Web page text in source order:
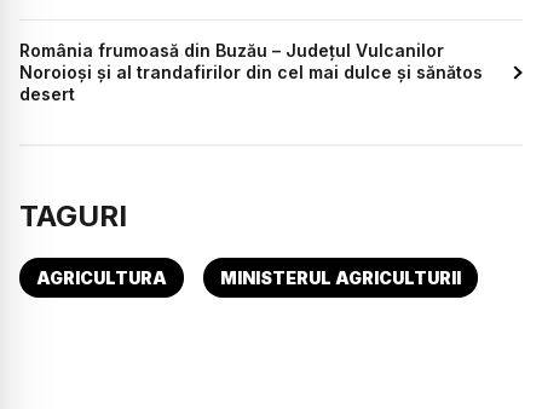
România frumoasă din Buzău – Județul Vulcanilor
Noroioși și al trandafirilor din cel mai dulce și sănătos
desert
TAGURI
AGRICULTURA MINISTERUL AGRICULTURII